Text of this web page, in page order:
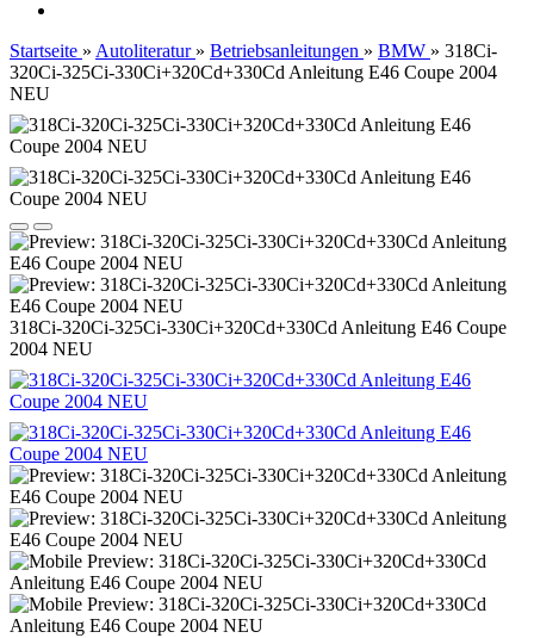
Startseite » Autoliteratur » Betriebsanleitungen » BMW » 318Ci-
320Ci-325Ci-330Ci+320Cd+330Cd Anleitung E46 Coupe 2004
NEU
318Ci-320Ci-325Ci-330Ci+320Cd+330Cd Anleitung E46 Coupe
2004 NEU